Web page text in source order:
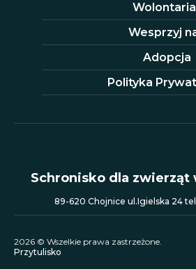
Wesprzyj
Adopcja
Polityka
Schronisko dla zwierząt
89-620 Chojnice ul.Igielska 24
2026 © Wszelkie prawa zastrzeżone.
Przytulisko